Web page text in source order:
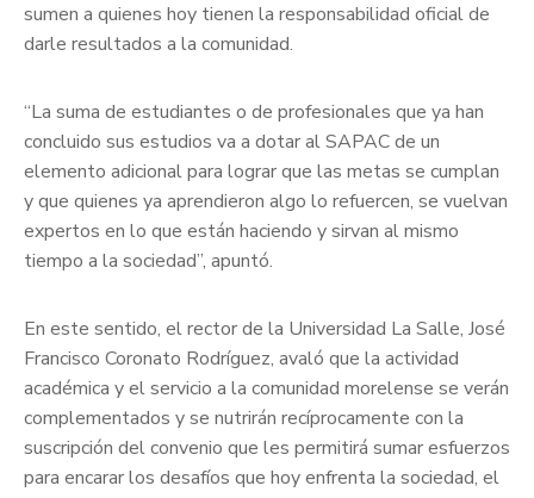
sumen a quienes hoy tienen la responsabilidad oficial de
darle resultados a la comunidad.
“La suma de estudiantes o de profesionales que ya han
concluido sus estudios va a dotar al SAPAC de un
elemento adicional para lograr que las metas se cumplan
y que quienes ya aprendieron algo lo refuercen, se vuelvan
expertos en lo que están haciendo y sirvan al mismo
tiempo a la sociedad”, apuntó.
En este sentido, el rector de la Universidad La Salle, José
Francisco Coronato Rodríguez, avaló que la actividad
académica y el servicio a la comunidad morelense se verán
complementados y se nutrirán recíprocamente con la
suscripción del convenio que les permitirá sumar esfuerzos
para encarar los desafíos que hoy enfrenta la sociedad, el